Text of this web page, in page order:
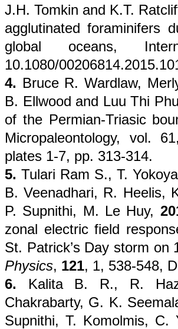
J.H. Tomkin and K.T.
agglutinated foraminifers
global oceans,
10.1080/
4. Bruce R. Wardlaw,
B. Ellwood and Luu Thi
of the Permian-Triasic
Micropaleontology, vol.
plates 1-7, pp. 313-314.
5. Tulari Ram S., T.
B. Veenadhari, R. Heelis,
P. Supnithi, M. Le Huy,
zonal electric field
St. Patrick’s Day storm
Physics, 121, 1, 538-548,
6. Kalita B. R., R.
Chakrabarty, G. K.
Supnithi, T. Komolmis,